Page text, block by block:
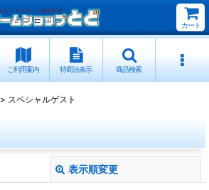
カート
ご利用案内 特商法表示 商品検索
> スペシャルゲスト
表示順変更